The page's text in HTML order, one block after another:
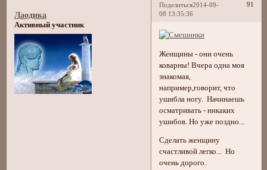
Поделиться 91
2014-09-
08 13:35:36
Лаодика
Активный участник
Женщины - они очень
коварны! Вчера одна моя
знакомая,
например,говорит, что
ушибла ногу. Начинаешь
осматривать - никаких
ушибов. Но уже поздно...
Сделать женщину
счастливой легко... Но
очень дорого.